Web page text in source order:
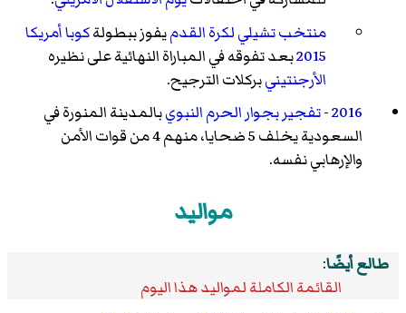
منتخب تشيلي لكرة القدميفوز ببطولةكوبا أمريكا
2015بعد تفوقه في المباراة النهائية على نظيره
الأرجنتينيبركلات الترجيح.
2016
-تفجير بجوار الحرم النبويبالمدينة المنورة في
السعودية يخلف 5 ضحايا، منهم 4 من قوات الأمن
والإرهابي نفسه.
مواليد
طالع أيضًا:
القائمة الكاملة لمواليد هذا اليوم